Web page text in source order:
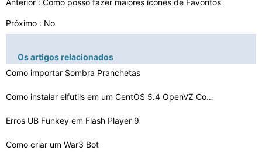
Anterior : Como posso fazer maiores ícones de Favoritos
Próximo : No
Os artigos relacionados
Como importar Sombra Pranchetas
Como instalar elfutils em um CentOS 5.4 OpenVZ Containe…
Erros UB Funkey em Flash Player 9
Como criar um War3 Bot